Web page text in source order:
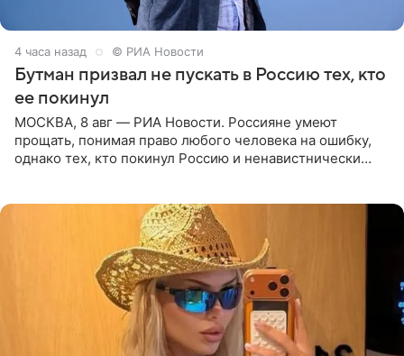
4 часа назад © РИА Новости
Бутман призвал не пускать в Россию тех, кто
ее покинул
МОСКВА, 8 авг — РИА Новости. Россияне умеют
прощать, понимая право любого человека на ошибку,
однако тех, кто покинул Россию и ненавистнически